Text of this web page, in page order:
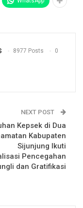
8977 Posts 0
NEXT POST
Kepsek di Dua
Kabupaten
Sijunjung Ikuti
Pencegahan
dan Gratifikasi